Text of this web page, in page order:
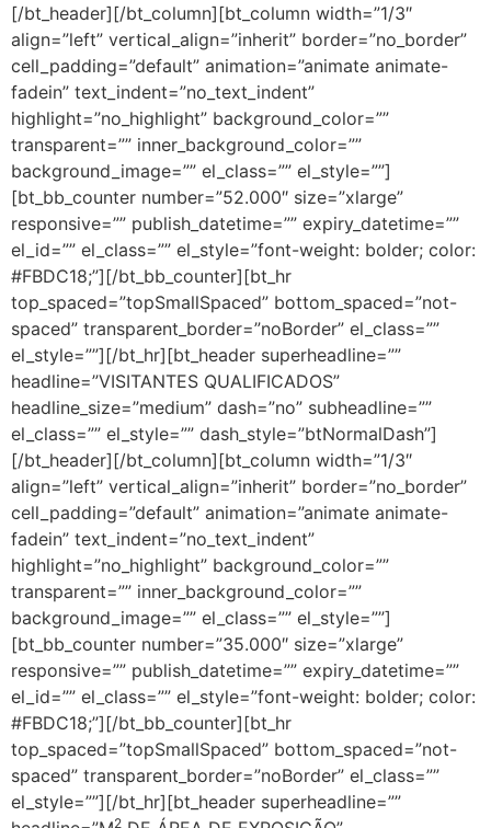
[/bt_header][/bt_column][bt_column width=”1/3″
align=”left” vertical_align=”inherit” border=”no_border”
cell_padding=”default” animation=”animate animate-
fadein” text_indent=”no_text_indent”
highlight=”no_highlight” background_color=””
transparent=”” inner_background_color=””
background_image=”” el_class=”” el_style=””]
[bt_bb_counter number=”52.000″ size=”xlarge”
responsive=”” publish_datetime=”” expiry_datetime=””
el_id=”” el_class=”” el_style=”font-weight: bolder; color:
#FBDC18;”][/bt_bb_counter][bt_hr
top_spaced=”topSmallSpaced” bottom_spaced=”not-
spaced” transparent_border=”noBorder” el_class=””
el_style=””][/bt_hr][bt_header superheadline=””
headline=”VISITANTES QUALIFICADOS”
headline_size=”medium” dash=”no” subheadline=””
el_class=”” el_style=”” dash_style=”btNormalDash”]
[/bt_header][/bt_column][bt_column width=”1/3″
align=”left” vertical_align=”inherit” border=”no_border”
cell_padding=”default” animation=”animate animate-
fadein” text_indent=”no_text_indent”
highlight=”no_highlight” background_color=””
transparent=”” inner_background_color=””
background_image=”” el_class=”” el_style=””]
[bt_bb_counter number=”35.000″ size=”xlarge”
responsive=”” publish_datetime=”” expiry_datetime=””
el_id=”” el_class=”” el_style=”font-weight: bolder; color:
#FBDC18;”][/bt_bb_counter][bt_hr
top_spaced=”topSmallSpaced” bottom_spaced=”not-
spaced” transparent_border=”noBorder” el_class=””
el_style=””][/bt_hr][bt_header superheadline=””
2